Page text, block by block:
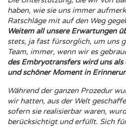
haben, wie sie uns immer
Ratschläge mit auf den Weg
Weitem all unsere Erwartungen
stets, ja fast fürsorglich, um uns
Team, immer, wenn wir es
des Embryotransfers wird uns als
und schöner Moment in
Während der ganzen Prozedur
wir hatten, aus der Welt
sofern sie realisierbar waren,
berücksichtigt und erfüllt. Sich